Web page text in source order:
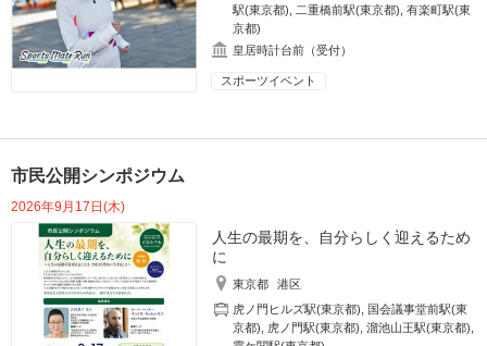
駅(東京都)
二重橋前駅(東京都) ,有楽町駅(東
京都)
皇居時計台前（受付）
スポーツイベント
市民公開シンポジウム
2026年9月17日(木)
人生の最期を、自分らしく迎えるため
に
東京都
港区
虎ノ門ヒルズ駅(東京都)
国会議事堂前駅(東
京都)
虎ノ門駅(東京都) ,溜池山王駅(東京都)